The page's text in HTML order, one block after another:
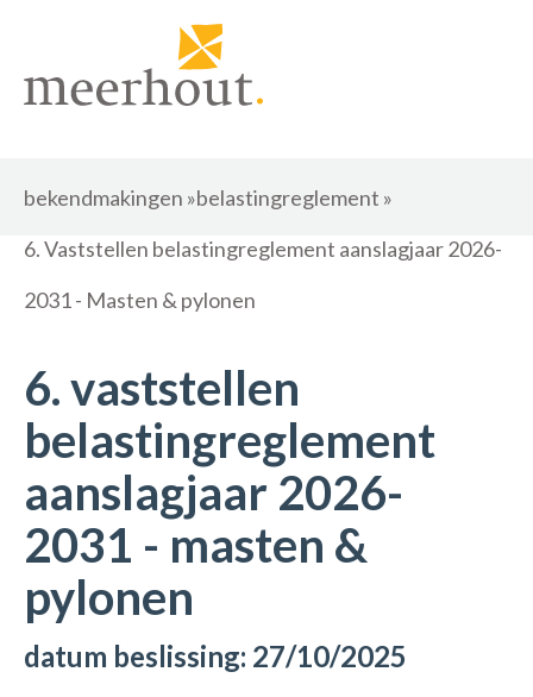
bekendmakingen »belastingreglement »
6. Vaststellen belastingreglement aanslagjaar 2026-
2031 - Masten & pylonen
6. vaststellen
belastingreglement
aanslagjaar 2026-
2031 - masten &
pylonen
datum beslissing: 27/10/2025